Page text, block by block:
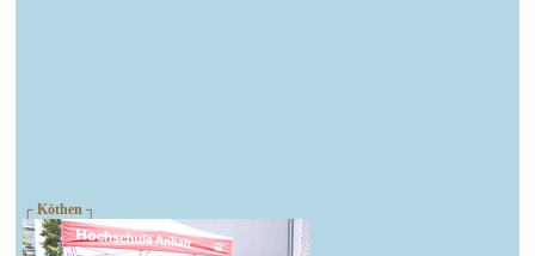
┌ Köthen ┐